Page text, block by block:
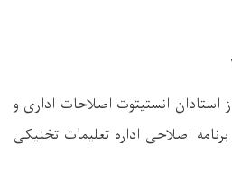
استادان انستیتوت اصلاحات اداری و
اصلاحی اداره تعلیمات تخنیکی